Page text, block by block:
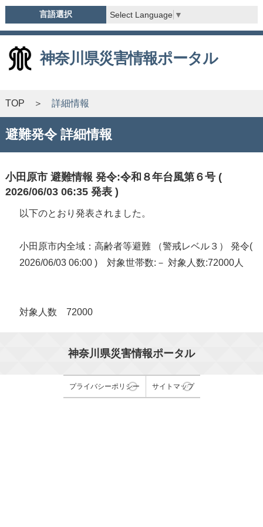
言語選択 Select Language ▼
神奈川県災害情報ポータル
TOP 詳細情報
避難発令 詳細情報
小田原市 避難情報 発令:令和８年台風第６号 (
2026/06/03 06:35 発表 )
以下のとおり発表されました。
小田原市内全域：高齢者等避難 （警戒レベル３） 発令(
2026/06/03 06:00 ) 対象世帯数:－ 対象人数:72000人
対象人数 72000
神奈川県災害情報ポータル
プライバシーポリシー サイトマップ